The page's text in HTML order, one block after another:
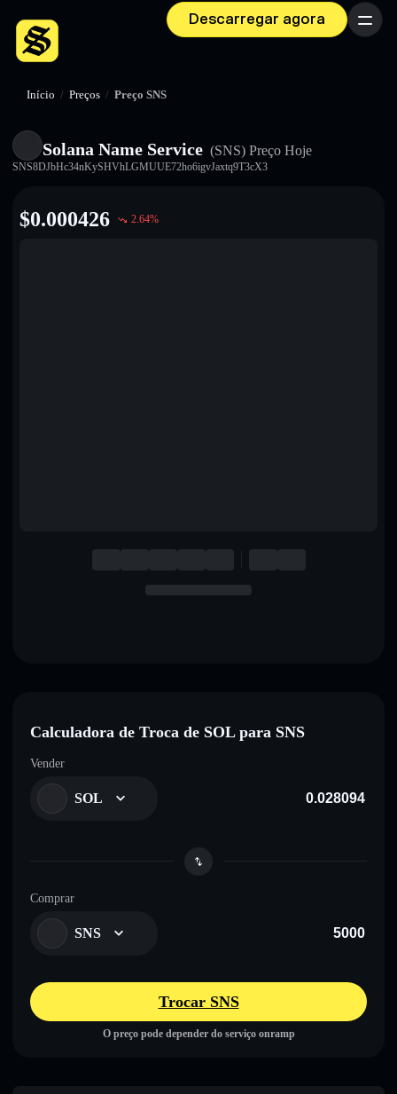
Descarregar agora Menu
Início / Preços / Preço SNS
Solana Name Service (SNS) Preço Hoje
SNS8DJbHc34nKySHVhLGMUUE72ho6igvJaxtq9T3cX3
$0.000426 2.64%
Calculadora de Troca de SOL para SNS
Vender
SOL
Comprar
SNS
Trocar SNS
O preço pode depender do serviço onramp